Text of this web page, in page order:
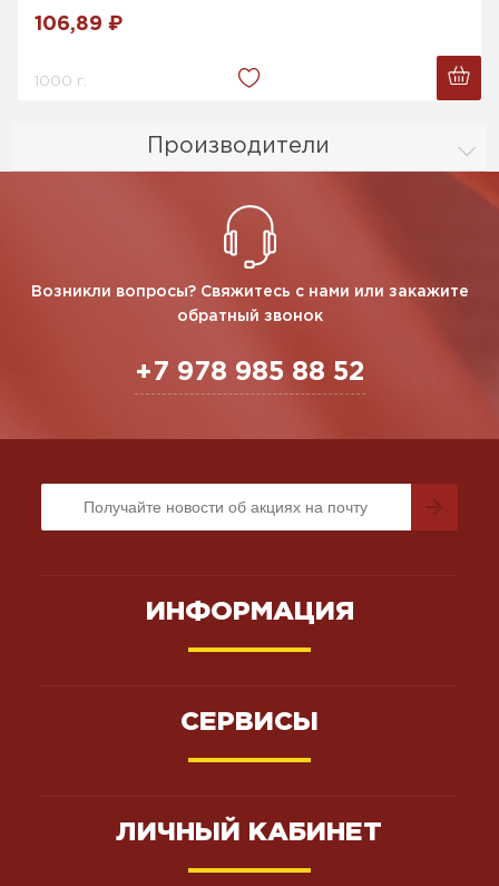
Производители
106,89 ₽
1000 г.
Возникли вопросы? Свяжитесь с нами или закажите
обратный звонок
+7 978 985 88 52
ИНФОРМАЦИЯ
СЕРВИСЫ
ЛИЧНЫЙ КАБИНЕТ